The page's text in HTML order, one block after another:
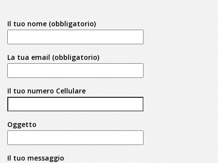
Il tuo nome (obbligatorio)
La tua email (obbligatorio)
Il tuo numero Cellulare
Oggetto
Il tuo messaggio